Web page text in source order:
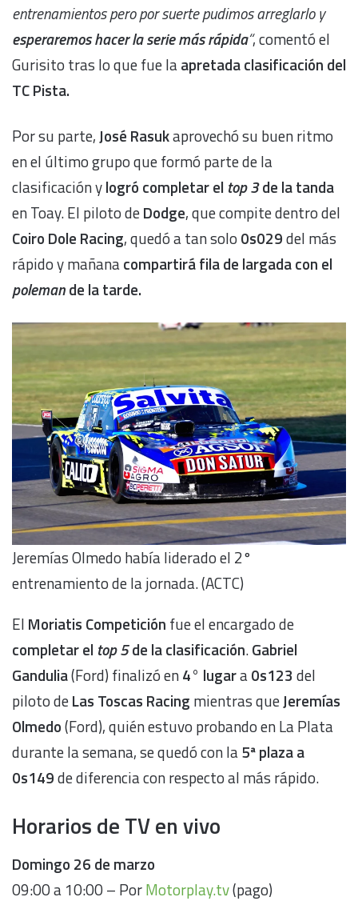
entrenamientos pero por suerte pudimos arreglarlo y
esperaremos hacer la serie más rápida“, comentó el
Gurisito tras lo que fue laapretada clasificación del
TC Pista.
Por su parte, José Rasukaprovechó su buen ritmo
en el último grupo que formó parte de la
clasificación ylogró completar el top 3de la tanda
en Toay. El piloto deDodge, que compite dentro del
Coiro Dole Racing, quedó a tan solo 0s029del más
rápido y mañanacompartirá fila de largada con el
polemande la tarde.
Jeremías Olmedo había liderado el 2°
entrenamiento de la jornada. (ACTC)
El Moriatis Competición fue el encargado de
completar el top 5de la clasificación.Gabriel
Gandulia(Ford) finalizó en4° lugara0s123 del
piloto deLas Toscas Racing mientras queJeremías
Olmedo(Ford), quién estuvo probando en La Plata
durante la semana, se quedó con la5ª plaza a
0s149de diferencia con respecto al más rápido.
Horarios de TV en vivo
Domingo 26 de marzo
09:00 a 10:00 – PorMotorplay.tv(pago)